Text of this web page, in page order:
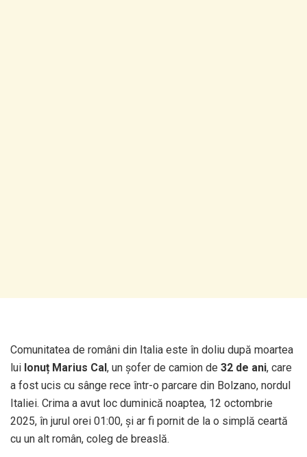
Comunitatea de români din Italia este în doliu după moartea
lui Ionuț Marius Cal, un șofer de camion de 32 de ani, care
a fost ucis cu sânge rece într-o parcare din Bolzano, nordul
Italiei. Crima a avut loc duminică noaptea, 12 octombrie
2025, în jurul orei 01:00, și ar fi pornit de la o simplă ceartă
cu un alt român, coleg de breaslă.